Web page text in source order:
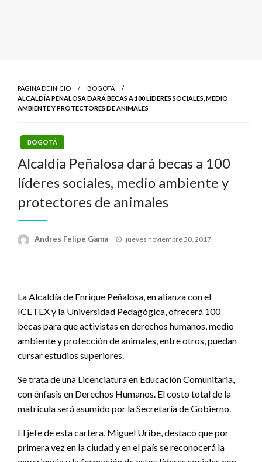
PÁGINA DE INICIO
BOGOTÁ
ALCALDÍA PEÑALOSA DARÁ BECAS A 100 LÍDERES SOCIALES, MEDIO
AMBIENTE Y PROTECTORES DE ANIMALES
BOGOTÁ
Alcaldía Peñalosa dará becas a 100
líderes sociales, medio ambiente y
protectores de animales
Andres Felipe Gama
Publicado
jueves noviembre 30, 2017
La Alcaldía de Enrique Peñalosa, en alianza con el
ICETEX y la Universidad Pedagógica, ofrecerá 100
becas para que activistas en derechos humanos, medio
ambiente y protección de animales, entre otros, puedan
cursar estudios superiores.
Se trata de una Licenciatura en Educación Comunitaria,
con énfasis en Derechos Humanos. El costo total de la
matrícula será asumido por la Secretaría de Gobierno.
El jefe de esta cartera, Miguel Uribe, destacó que por
primera vez en la ciudad y en el país se reconocerá la